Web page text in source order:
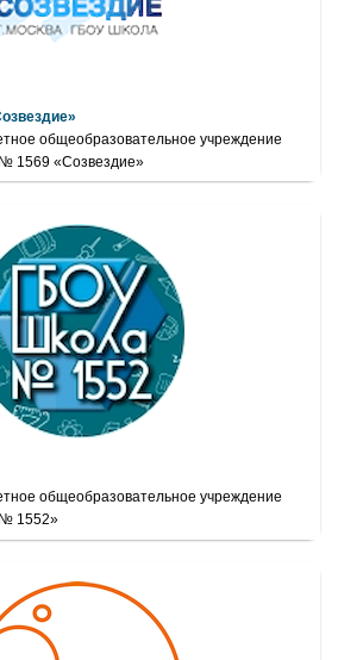
общеобразовательное учреждение
1569 «Созвездие»
общеобразовательное учреждение
1552»